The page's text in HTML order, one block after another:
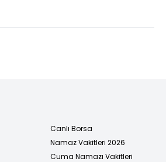
Canlı Borsa
Namaz Vakitleri 2026
Cuma Namazı Vakitleri